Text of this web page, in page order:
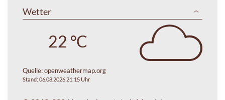
Wetter
22 °C
Quelle:openweathermap.org
Stand: 06.08.2026 21:15 Uhr